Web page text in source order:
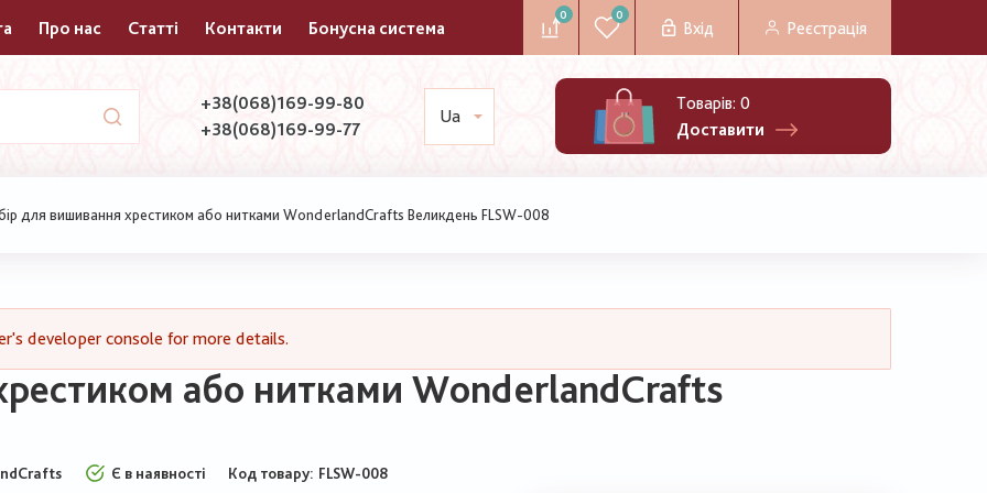
Про нас Статті Контакти Бонусна система
0 0
Вхід Реєстрація
+38(068)169-99-80
+38(068)169-99-77
Ua
Товарів: 0
Доставити
для вишивання хрестиком або нитками WonderlandCrafts Великдень FLSW-008
developer console for more details.
або нитками WonderlandCrafts
Є в наявності Код товару FLSW-008